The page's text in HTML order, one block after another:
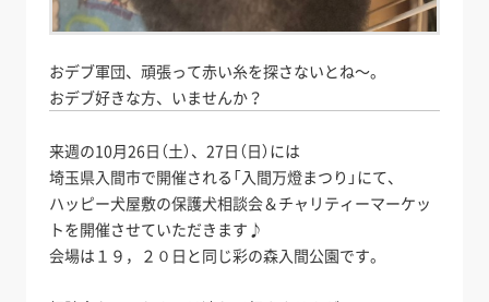
おデブ軍団、頑張って赤い糸を探さないとね～。
おデブ好きな方、いませんか？
来週の10月26日（土）、27日（日）には
埼玉県入間市で開催される「入間万燈まつり」にて、
ハッピー犬屋敷の保護犬相談会＆チャリティーマーケッ
トを開催させていただきます♪
会場は１９，２０日と同じ彩の森入間公園です。